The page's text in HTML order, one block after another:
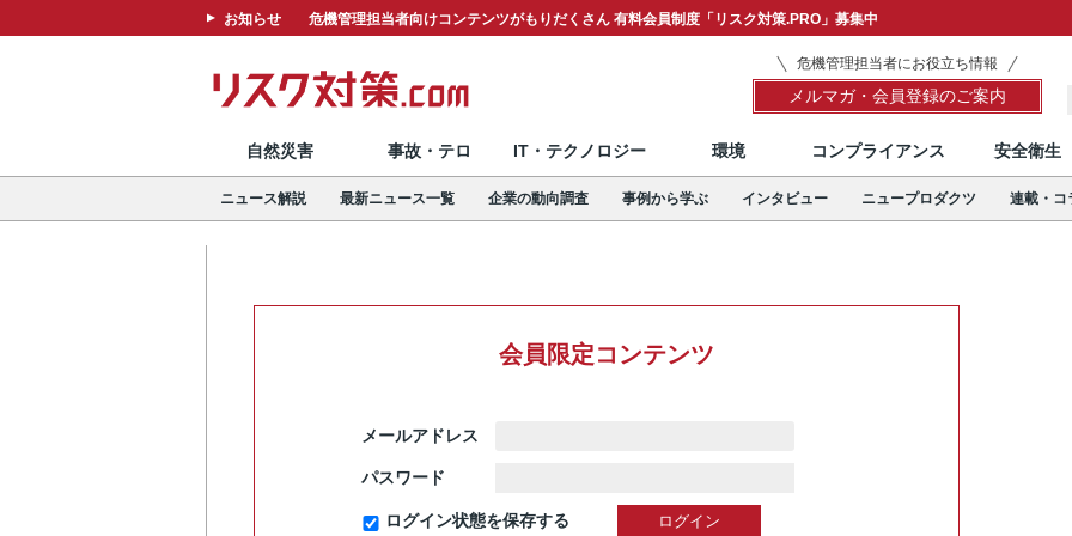
お知らせ 危機管理担当者向けコンテンツがもりだくさん 有料会員制度「リスク対策.PRO」募集中
危機管理担当者にお役立ち情報
メルマガ・会員登録のご案内
自然災害 事故・テロ IT・テクノロジー 環境 コンプライアンス 安全衛生
ニュース解説 最新ニュース一覧 企業の動向調査 事例から学ぶ インタビュー ニュープロダクツ 連載・コ
会員限定コンテンツ
メールアドレス
パスワード
ログイン状態を保存する